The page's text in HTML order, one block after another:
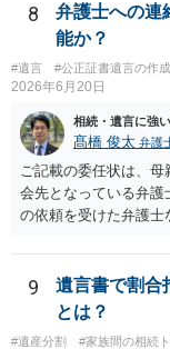
8
弁護士への連
能か？
#遺言 #公正証書遺言の作成
2026年6月20日
相続・遺言に強
髙橋 俊太 弁護
ご記載の委任状は、
会先となっている弁
の依頼を受けた弁護
と思われます。 仮に
であれば、母親本人
に一任する旨を明確
絡、進捗確認、公正
9
遺言書で割合
とは？
#遺産分割 #家族間の相続